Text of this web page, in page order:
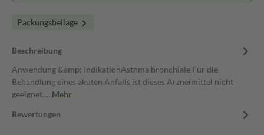
Packungsbeilage
Beschreibung
Anwendung &amp; IndikationAsthma bronchiale Für die
Behandlung eines akuten Anfalls ist dieses Arzneimittel nicht
geeignet.… Mehr
Bewertungen